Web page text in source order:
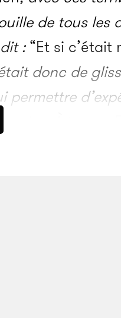
de tous les
:“Et si c’était
donc de
À travers
identifier